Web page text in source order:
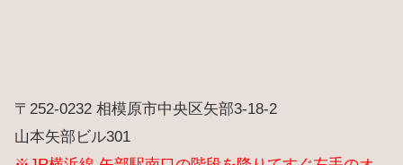
〒252-0232 相模原市中央区矢部3-18-2
山本矢部ビル301